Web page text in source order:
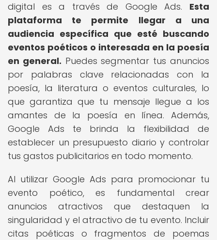
digital es a través de Google Ads. Esta
plataforma te permite llegar a una
audiencia específica que esté buscando
eventos poéticos o interesada en la poesía
en general. Puedes segmentar tus anuncios
por palabras clave relacionadas con la
poesía, la literatura o eventos culturales, lo
que garantiza que tu mensaje llegue a los
amantes de la poesía en línea. Además,
Google Ads te brinda la flexibilidad de
establecer un presupuesto diario y controlar
tus gastos publicitarios en todo momento.
Al utilizar Google Ads para promocionar tu
evento poético, es fundamental crear
anuncios atractivos que destaquen la
singularidad y el atractivo de tu evento. Incluir
citas poéticas o fragmentos de poemas